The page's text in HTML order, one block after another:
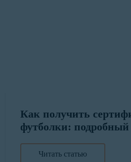
Как получить
футболки: подробный
Читать статью